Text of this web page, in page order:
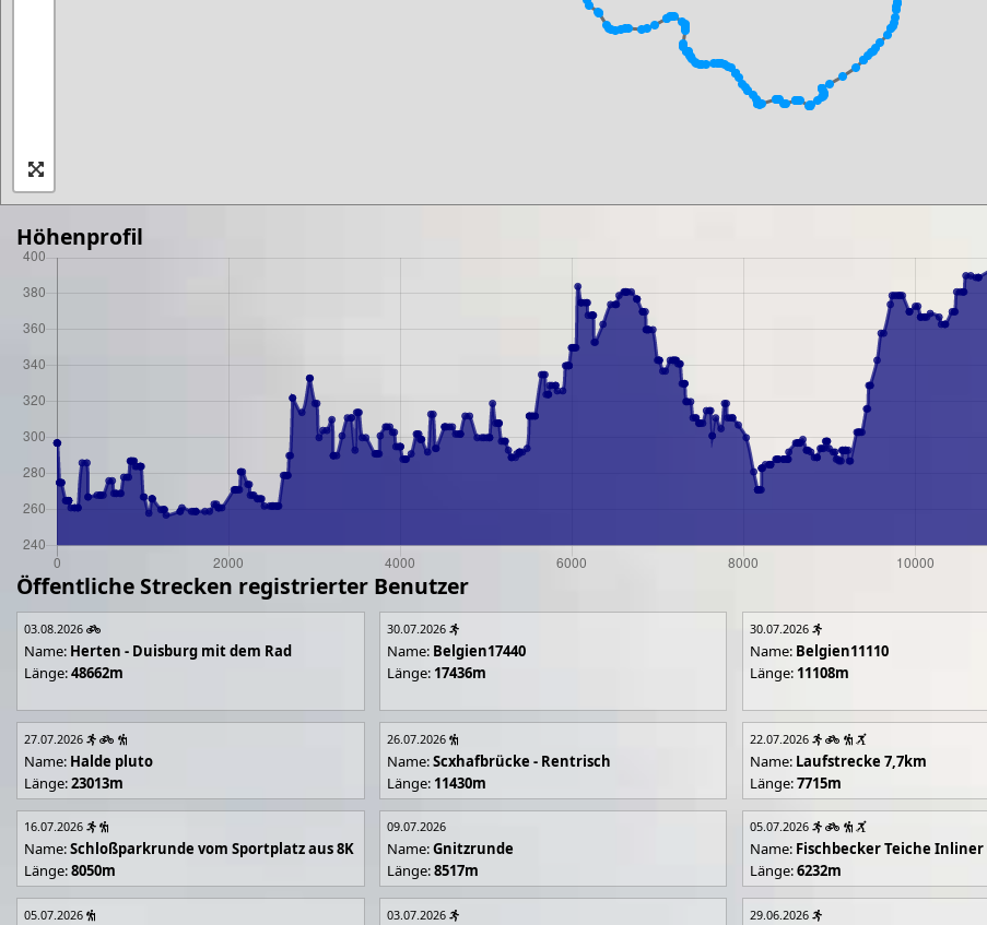
Höhenprofil
Öffentliche Strecken registrierter Benutzer
03.08.2026
Name: Herten - Duisburg mit dem Rad
Länge:48662m
30.07.2026
Name: Belgien17440
Länge: 17436m
30.07.2026
Name: Belgien11110
Länge: 11108m
27.07.2026
Name: Halde pluto
Länge:23013m
26.07.2026
Name:Scxhafbrücke - Rentrisch
Länge: 11430m
22.07.2026
Name: Laufstrecke 7,7km
Länge:7715m
16.07.2026
Name:Schloßparkrunde vom Sportplatz aus 8K
Länge:8050m
09.07.2026
Name:Gnitzrunde
Länge:8517m
05.07.2026
Name: Fischbecker Teiche Inliner
Länge:6232m
05.07.2026 03.07.2026 29.06.2026